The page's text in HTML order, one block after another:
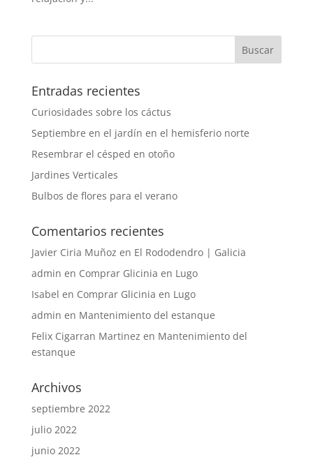
Entradas recientes
Curiosidades sobre los cáctus
Septiembre en el jardín en el hemisferio norte
Resembrar el césped en otoño
Jardines Verticales
Bulbos de flores para el verano
Comentarios recientes
Javier Ciria Muñoz en El Rododendro | Galicia
admin en Comprar Glicinia en Lugo
Isabel en Comprar Glicinia en Lugo
admin en Mantenimiento del estanque
Felix Cigarran Martinez en Mantenimiento del
estanque
Archivos
septiembre 2022
julio 2022
junio 2022